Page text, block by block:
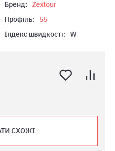
Бренд:
Zextour
Профіль:
55
Індекс швидкості: W
СХОЖІ